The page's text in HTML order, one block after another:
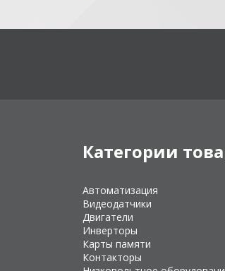
Категории
Автоматизация
Видеодатчики
Двигатели
Инверторы
Карты памяти
Контакторы